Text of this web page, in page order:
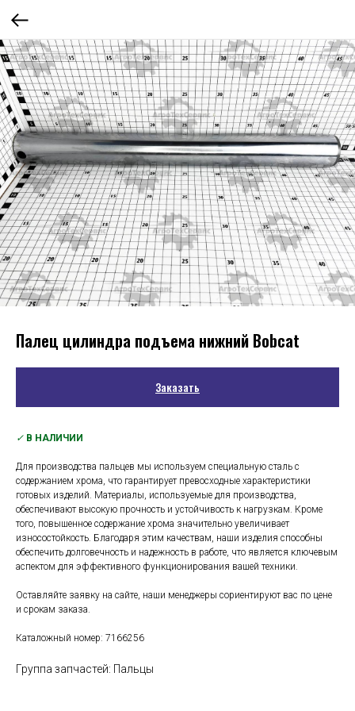
Палец цилиндра подъема нижний Bobcat
Заказать
✓ В НАЛИЧИИ
Для производства пальцев мы используем специальную сталь с
содержанием хрома, что гарантирует превосходные характеристики
готовых изделий. Материалы, используемые для производства,
обеспечивают высокую прочность и устойчивость к нагрузкам. Кроме
того, повышенное содержание хрома значительно увеличивает
износостойкость. Благодаря этим качествам, наши изделия способны
обеспечить долговечность и надежность в работе, что является ключевым
аспектом для эффективного функционирования вашей техники.
Оставляйте заявку на сайте, наши менеджеры сориентируют вас по цене
и срокам заказа.
Каталожный номер: 7166256
Группа запчастей: Пальцы